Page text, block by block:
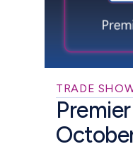
TRADE